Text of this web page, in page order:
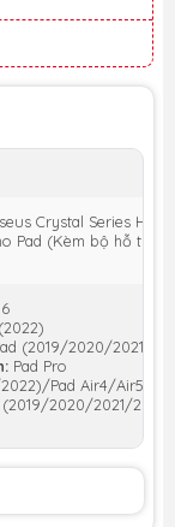
Crystal Series HD
Pad (Kèm bộ hỗ trợ
(2019/2020/2021) /
Pad Pro
Pad Air4/Air5
(2019/2020/2021/2022)